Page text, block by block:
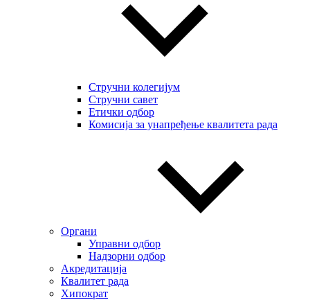
Стручни колегијум
Стручни савет
Етички одбор
Комисија за унапређење квалитета рада
Органи
Управни одбор
Надзорни одбор
Акредитација
Квалитет рада
Хипократ